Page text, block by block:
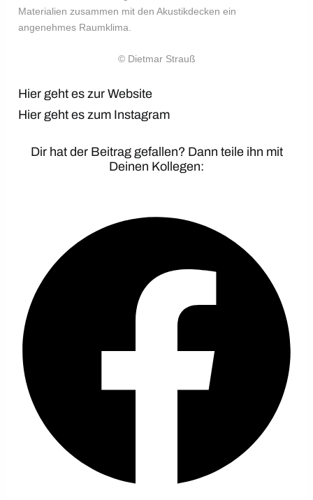
Materialien zusammen mit den Akustikdecken ein
angenehmes Raumklima.
© Dietmar Strauß
Hier geht es zur Website
Hier geht es zum Instagram
Dir hat der Beitrag gefallen? Dann teile ihn mit
Deinen Kollegen: